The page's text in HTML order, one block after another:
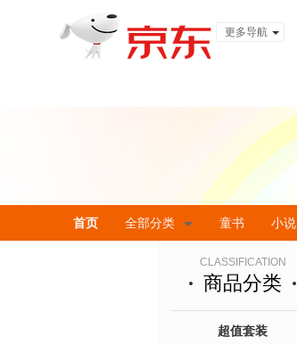
更多导航
首页 全部分类 童书 小说
CLASSIFICATION
商品分类
超值套装